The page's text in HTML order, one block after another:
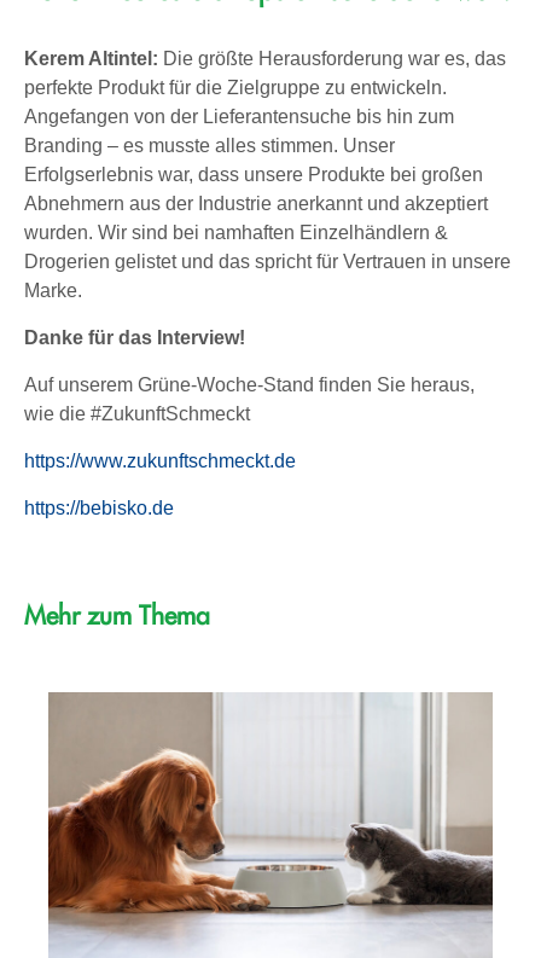
Kerem Altintel: Die größte Herausforderung war es, das
perfekte Produkt für die Zielgruppe zu entwickeln.
Angefangen von der Lieferantensuche bis hin zum
Branding – es musste alles stimmen. Unser
Erfolgserlebnis war, dass unsere Produkte bei großen
Abnehmern aus der Industrie anerkannt und akzeptiert
wurden. Wir sind bei namhaften Einzelhändlern &
Drogerien gelistet und das spricht für Vertrauen in unsere
Marke.
Danke für das Interview!
Auf unserem Grüne-Woche-Stand finden Sie heraus,
wie die #ZukunftSchmeckt
https://www.zukunftschmeckt.de
https://bebisko.de
Mehr zum Thema